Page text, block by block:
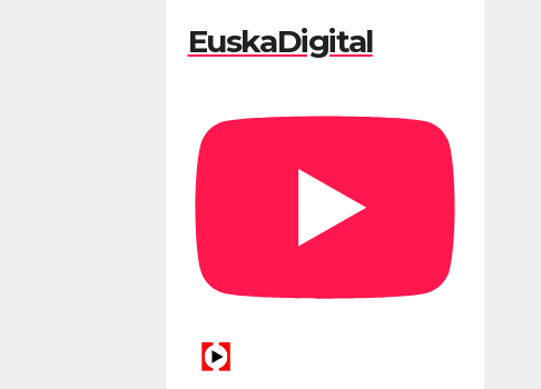
EuskaDigital